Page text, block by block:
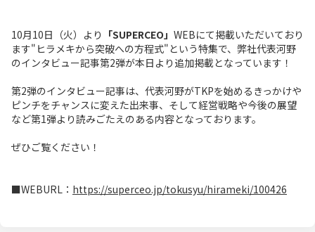
10月10日（火）より 「SUPERCEO」 WEBにて掲載いただいており
ます"ヒラメキから突破への方程式"という特集で、弊社代表河野
のインタビュー記事第2弾が本日より追加掲載となっています！
第2弾のインタビュー記事は、代表河野がTKPを始めるきっかけや
ピンチをチャンスに変えた出来事、そして経営戦略や今後の展望
など第1弾より読みごたえのある内容となっております。
ぜひご覧ください！
■WEBURL： https://superceo.jp/tokusyu/hirameki/100426